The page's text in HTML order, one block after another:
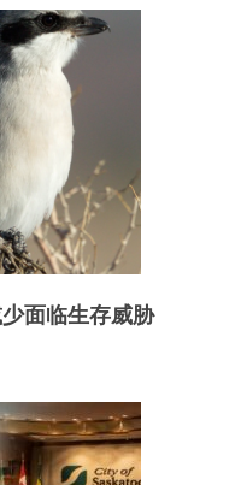
面临生存威胁